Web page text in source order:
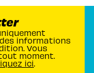
informations
Vous
moment.
ici.